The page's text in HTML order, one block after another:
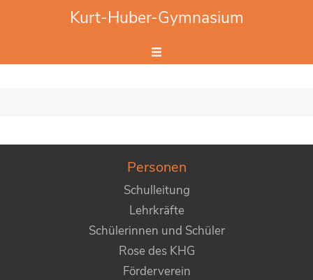
Kurt-Huber-Gymnasium
Personen
Schulleitung
Lehrkräfte
Schülerinnen und Schüler
Rose des KHG
Förderverein
Website durchsuchen
Hier Suchbegriff eingeben.